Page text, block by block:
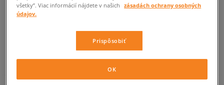
Ak bude položka opäť dostupná, dostanete od nás oznámenie.
41 26 cm Informovať o dostupnosti
ZISTIŤ DOSTUPNOSŤ V NAŠICH KAMENNÝCH PREDAJNIACH
všetky”. Viac informácií nájdete v našich
zásadách ochrany osobných
údajov.
Prispôsobiť
OK